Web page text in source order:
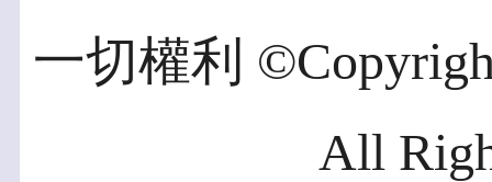
一切權利
All